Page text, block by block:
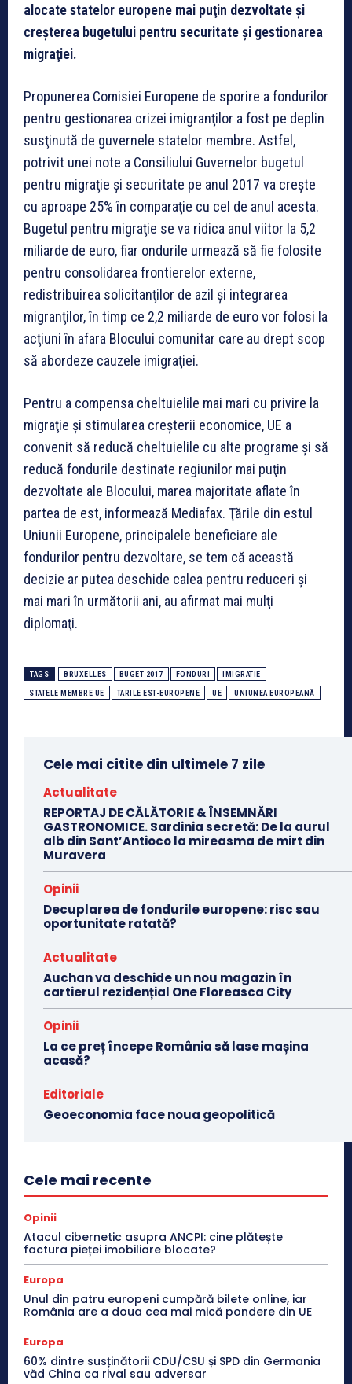
alocate statelor europene mai puţin dezvoltate şi
creşterea bugetului pentru securitate şi gestionarea
migraţiei.
Propunerea Comisiei Europene de sporire a fondurilor
pentru gestionarea crizei imigranţilor a fost pe deplin
susţinută de guvernele statelor membre. Astfel,
potrivit unei note a Consiliului Guvernelor bugetul
pentru migraţie şi securitate pe anul 2017 va creşte
cu aproape 25% în comparaţie cu cel de anul acesta.
Bugetul pentru migraţie se va ridica anul viitor la 5,2
miliarde de euro, fiar ondurile urmează să fie folosite
pentru consolidarea frontierelor externe,
redistribuirea solicitanţilor de azil şi integrarea
migranţilor, în timp ce 2,2 miliarde de euro vor folosi la
acţiuni în afara Blocului comunitar care au drept scop
să abordeze cauzele imigraţiei.
Pentru a compensa cheltuielile mai mari cu privire la
migraţie şi stimularea creşterii economice, UE a
convenit să reducă cheltuielile cu alte programe şi să
reducă fondurile destinate regiunilor mai puţin
dezvoltate ale Blocului, marea majoritate aflate în
partea de est, informează Mediafax. Ţările din estul
Uniunii Europene, principalele beneficiare ale
fondurilor pentru dezvoltare, se tem că această
decizie ar putea deschide calea pentru reduceri şi
mai mari în următorii ani, au afirmat mai mulţi
diplomaţi.
TAGS BRUXELLES BUGET 2017 FONDURI IMIGRATIE
STATELE MEMBRE UE TARILE EST-EUROPENE UE UNIUNEA EUROPEANĂ
Cele mai citite din ultimele 7 zile
Actualitate
REPORTAJ DE CĂLĂTORIE & ÎNSEMNĂRI
GASTRONOMICE. Sardinia secretă: De la aurul
alb din Sant’Antioco la mireasma de mirt din
Muravera
Opinii
Decuplarea de fondurile europene: risc sau
oportunitate ratată?
Actualitate
Auchan va deschide un nou magazin în
cartierul rezidențial One Floreasca City
Opinii
La ce preț începe România să lase mașina
acasă?
Editoriale
Geoeconomia face noua geopolitică
Cele mai recente
Opinii
Atacul cibernetic asupra ANCPI: cine plătește
factura pieței imobiliare blocate?
Europa
Unul din patru europeni cumpără bilete online, iar
România are a doua cea mai mică pondere din UE
Europa
60% dintre susținătorii CDU/CSU și SPD din Germania
văd China ca rival sau adversar